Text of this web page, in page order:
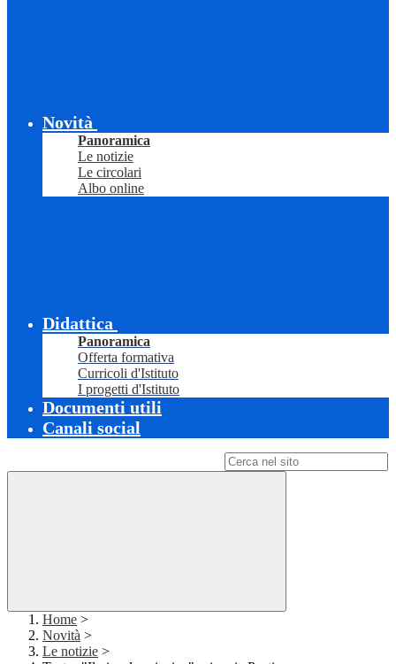
Novità
Panoramica
Le notizie
Le circolari
Albo online
Didattica
Panoramica
Offerta formativa
Curricoli d'Istituto
I progetti d'Istituto
Documenti utili
Canali social
Home >
Novità >
Le notizie >